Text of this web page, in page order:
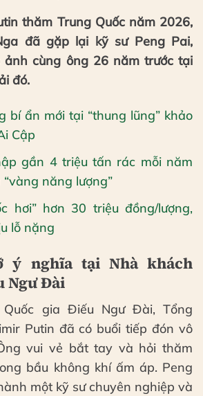
thăm Trung Quốc năm 2026,
đã gặp lại kỹ sư Peng Pai,
ảnh cùng ông 26 năm trước tại
đó.
bí ẩn mới tại “thung lũng” khảo
Cập
gần 4 triệu tấn rác mỗi năm
năng lượng”
hơi” hơn 30 triệu đồng/lượng,
lỗ nặng
ý nghĩa tại Nhà khách
Ngư Đài
gia Điếu Ngư Đài, Tổng
Putin đã có buổi tiếp đón vô
vui vẻ bắt tay và hỏi thăm
bầu không khí ấm áp. Peng
một kỹ sư chuyên nghiệp và